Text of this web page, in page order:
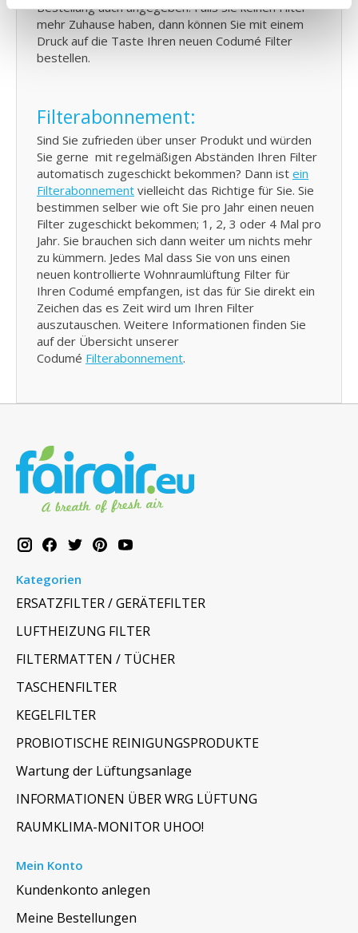
Bestellung auch angegeben. Falls Sie keinen Filter
mehr Zuhause haben, dann können Sie mit einem
Druck auf die Taste Ihren neuen Codumé Filter
bestellen.
Filterabonnement:
Sind Sie zufrieden über unser Produkt und würden
Sie gerne mit regelmäßigen Abständen Ihren Filter
automatisch zugeschickt bekommen? Dann ist ein
Filterabonnement vielleicht das Richtige für Sie. Sie
bestimmen selber wie oft Sie pro Jahr einen neuen
Filter zugeschickt bekommen; 1, 2, 3 oder 4 Mal pro
Jahr. Sie brauchen sich dann weiter um nichts mehr
zu kümmern. Jedes Mal dass Sie von uns einen
neuen kontrollierte Wohnraumlüftung Filter für
Ihren Codumé empfangen, ist das für Sie direkt ein
Zeichen das es Zeit wird um Ihren Filter
auszutauschen. Weitere Informationen finden Sie
auf der Übersicht unserer
Codumé Filterabonnement.
Kategorien
ERSATZFILTER / GERÄTEFILTER
LUFTHEIZUNG FILTER
FILTERMATTEN / TÜCHER
TASCHENFILTER
KEGELFILTER
PROBIOTISCHE REINIGUNGSPRODUKTE
Wartung der Lüftungsanlage
INFORMATIONEN ÜBER WRG LÜFTUNG
RAUMKLIMA-MONITOR UHOO!
Mein Konto
Kundenkonto anlegen
Meine Bestellungen